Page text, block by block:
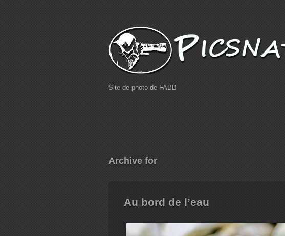
Site de photo de FABB
Archive for
Au bord de l’eau